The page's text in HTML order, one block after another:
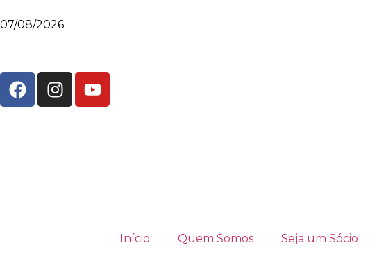
07/08/2026
Início Quem Somos Seja um Sócio